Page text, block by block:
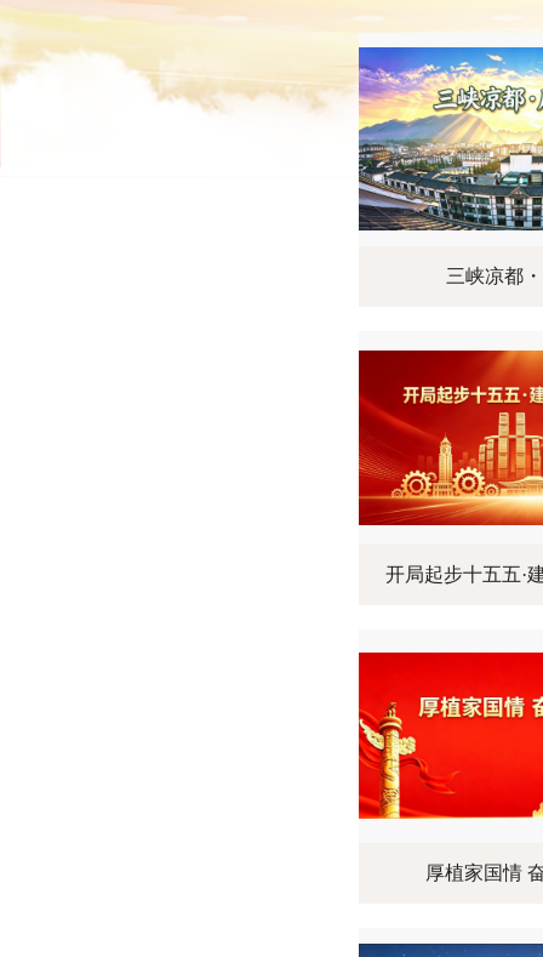
三峡凉都
开局起步十五五·
厚植家国情